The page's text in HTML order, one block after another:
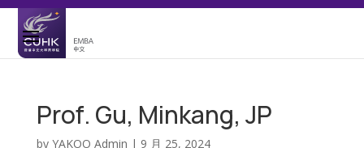
Prof. Gu, Minkang, JP
by YAKOO Admin | 9 月 25, 2024